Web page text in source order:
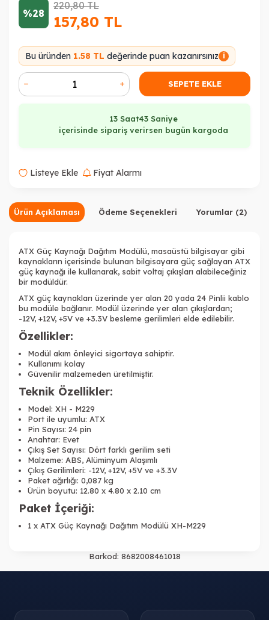
%28
220,80TL
157,80 TL
Bu üründen 1.58 TL değerinde puan kazanırsınız i
SEPETE EKLE
13 Saat42 Saniye
içerisinde sipariş verirsen bugün kargoda
Listeye Ekle Fiyat Alarmı
Ürün Açıklaması Ödeme Seçenekleri Yorumlar (2)
ATX Güç Kaynağı Dağıtım Modülü, masaüstü bilgisayar gibi
kaynakların içerisinde bulunan bilgisayara güç sağlayan ATX
güç kaynağı ile kullanarak, sabit voltaj çıkışları alabileceğiniz
bir modüldür.
ATX güç kaynakları üzerinde yer alan 20 yada 24 Pinlii kablo
bu modüle bağlanır. Modül üzerinde yer alan çıkışlardan;
-12V, +12V, +5V ve +3.3V besleme gerilimleri elde edilebilir.
Özellikler:
Modül akım önleyici sigortaya sahiptir.
Kullanımı kolay
Güvenilir malzemeden üretilmiştir.
Teknik Özellikler:
Model: XH - M229
Port ile uyumlu: ATX
Pin Sayısı: 24 pin
Anahtar: Evet
Çıkış Set Sayısı: Dört farklı gerilim seti
Malzeme: ABS, Alüminyum Alaşımlı
Çıkış Gerilimleri: -12V, +12V, +5V ve +3.3V
Paket ağırlığı: 0,087 kg
Ürün boyutu: 12.80 x 4.80 x 2.10 cm
Paket İçeriği:
1 x ATX Güç Kaynağı Dağıtım Modülü XH-M229
Barkod: 8682008461018